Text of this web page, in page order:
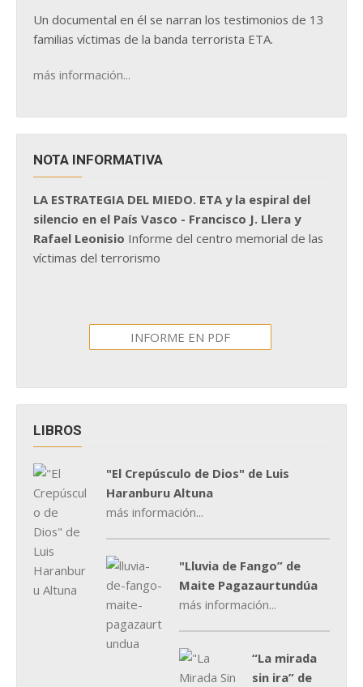
Un documental en él se narran los testimonios de 13
familias víctimas de la banda terrorista ETA.
más información...
NOTA INFORMATIVA
LA ESTRATEGIA DEL MIEDO. ETA y la espiral del
silencio en el País Vasco - Francisco J. Llera y
Rafael Leonisio Informe del centro memorial de las
víctimas del terrorismo
INFORME EN PDF
LIBROS
"El Crepúsculo de Dios" de Luis
Haranburu Altuna
más información...
"Lluvia de Fango” de
Maite Pagazaurtundúa
más información...
“La mirada
sin ira” de